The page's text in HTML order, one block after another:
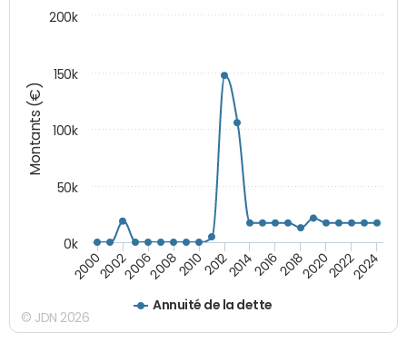
Montants (€)
Annuité de la dette
200020022006200820102012201420162018202020222024
0k
50k
100k
150k
200k
© JDN 2026